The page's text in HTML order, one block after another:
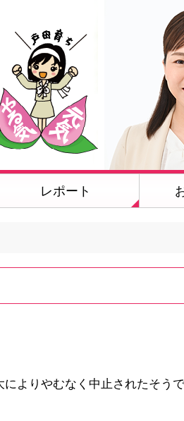
レポート
よりやむなく中止されたそう